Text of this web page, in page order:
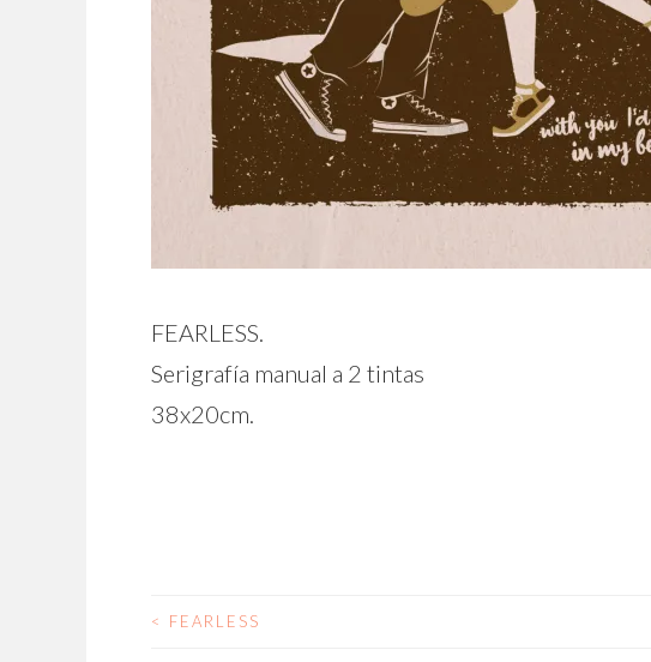
FEARLESS.
Serigrafía manual a 2 tintas
38x20cm.
NAVEGACIÓN
< FEARLESS